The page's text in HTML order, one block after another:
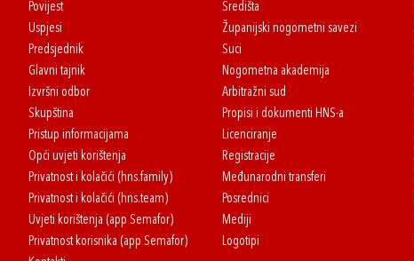
Povijest
Uspjesi
Predsjednik
Glavni tajnik
Izvršni odbor
Skupština
Pristup informacijama
Opći uvjeti korištenja
Privatnost i kolačići (hns.family)
Privatnost i kolačići (hns.team)
Uvjeti korištenja (app Semafor)
Privatnost korisnika (app Semafor)
Središta
Županijski nogometni savezi
Suci
Nogometna akademija
Arbitražni sud
Propisi i dokumenti HNS-a
Licenciranje
Registracije
Međunarodni transferi
Posrednici
Mediji
Logotipi